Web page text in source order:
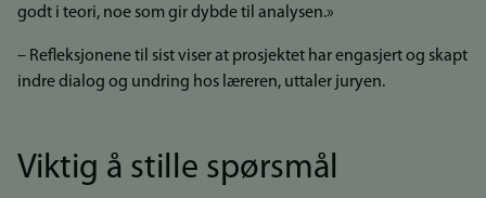
godt i teori, noe som gir dybde til analysen.»
– Refleksjonene til sist viser at prosjektet har engasjert og skapt
indre dialog og undring hos læreren, uttaler juryen.
Viktig å stille spørsmål